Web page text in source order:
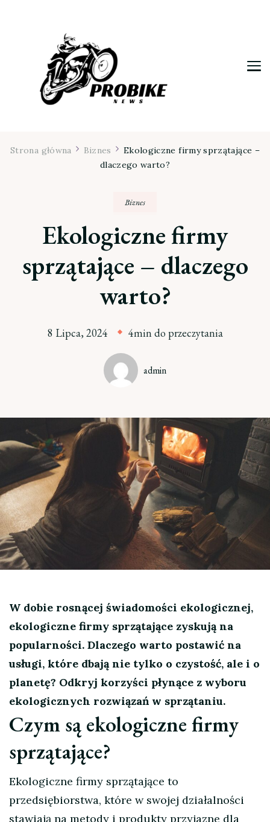
Strona główna Biznes
Ekologiczne firmy sprzątające –
dlaczego warto?
Biznes
Ekologiczne firmy
sprzątające – dlaczego
warto?
8 Lipca, 2024 4min do przeczytania
admin
W dobie rosnącej świadomości ekologicznej,
ekologiczne firmy sprzątające zyskują na
popularności. Dlaczego warto postawić na
usługi, które dbają nie tylko o czystość, ale i o
planetę? Odkryj korzyści płynące z wyboru
ekologicznych rozwiązań w sprzątaniu.
Czym są ekologiczne firmy
sprzątające?
Ekologiczne firmy sprzątające to
przedsiębiorstwa, które w swojej działalności
stawiają na metody i produkty przyjazne dla